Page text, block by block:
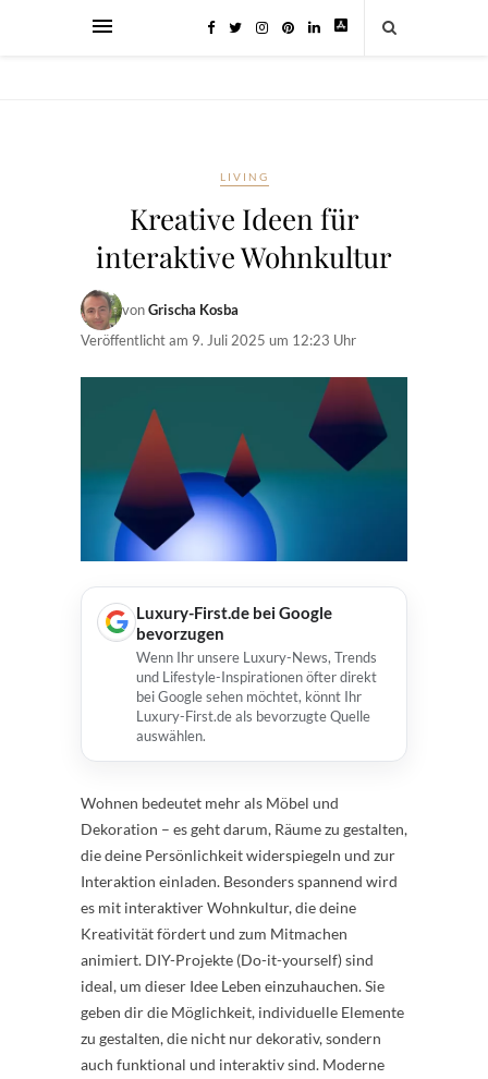
LIVING
Kreative Ideen für
interaktive Wohnkultur
vonGrischa Kosba
Veröffentlicht am 9. Juli 2025 um 12:23 Uhr
Luxury-First.de bei Google
bevorzugen
Wenn Ihr unsere Luxury-News, Trends
und Lifestyle-Inspirationen öfter direkt
bei Google sehen möchtet, könnt Ihr
Luxury-First.de als bevorzugte Quelle
auswählen.
Wohnen bedeutet mehr als Möbel und
Dekoration – es geht darum, Räume zu gestalten,
die deine Persönlichkeit widerspiegeln und zur
Interaktion einladen. Besonders spannend wird
es mit interaktiver Wohnkultur, die deine
Kreativität fördert und zum Mitmachen
animiert. DIY-Projekte (Do-it-yourself) sind
ideal, um dieser Idee Leben einzuhauchen. Sie
geben dir die Möglichkeit, individuelle Elemente
zu gestalten, die nicht nur dekorativ, sondern
auch funktional und interaktiv sind. Moderne